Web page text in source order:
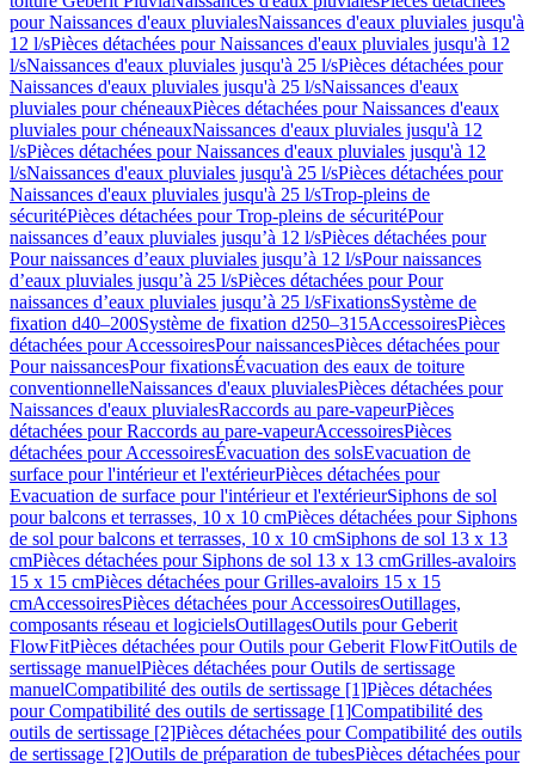
pour Naissances d'eaux pluvialesNaissances d'eaux pluviales jusqu'à
12 l/sPièces détachées pour Naissances d'eaux pluviales jusqu'à 12
l/sNaissances d'eaux pluviales jusqu'à 25 l/sPièces détachées pour
Naissances d'eaux pluviales jusqu'à 25 l/sNaissances d'eaux
pluviales pour chéneauxPièces détachées pour Naissances d'eaux
pluviales pour chéneauxNaissances d'eaux pluviales jusqu'à 12
l/sPièces détachées pour Naissances d'eaux pluviales jusqu'à 12
l/sNaissances d'eaux pluviales jusqu'à 25 l/sPièces détachées pour
Naissances d'eaux pluviales jusqu'à 25 l/sTrop-pleins de
sécuritéPièces détachées pour Trop-pleins de sécuritéPour
naissances d’eaux pluviales jusqu’à 12 l/sPièces détachées pour
Pour naissances d’eaux pluviales jusqu’à 12 l/sPour naissances
d’eaux pluviales jusqu’à 25 l/sPièces détachées pour Pour
naissances d’eaux pluviales jusqu’à 25 l/sFixationsSystème de
fixation d40–200Système de fixation d250–315AccessoiresPièces
détachées pour AccessoiresPour naissancesPièces détachées pour
Pour naissancesPour fixationsÉvacuation des eaux de toiture
conventionnelleNaissances d'eaux pluvialesPièces détachées pour
Naissances d'eaux pluvialesRaccords au pare-vapeurPièces
détachées pour Raccords au pare-vapeurAccessoiresPièces
détachées pour AccessoiresÉvacuation des solsEvacuation de
surface pour l'intérieur et l'extérieurPièces détachées pour
Evacuation de surface pour l'intérieur et l'extérieurSiphons de sol
pour balcons et terrasses, 10 x 10 cmPièces détachées pour Siphons
de sol pour balcons et terrasses, 10 x 10 cmSiphons de sol 13 x 13
cmPièces détachées pour Siphons de sol 13 x 13 cmGrilles-avaloirs
15 x 15 cmPièces détachées pour Grilles-avaloirs 15 x 15
cmAccessoiresPièces détachées pour AccessoiresOutillages,
composants réseau et logicielsOutillagesOutils pour Geberit
FlowFitPièces détachées pour Outils pour Geberit FlowFitOutils de
sertissage manuelPièces détachées pour Outils de sertissage
manuelCompatibilité des outils de sertissage [1]Pièces détachées
pour Compatibilité des outils de sertissage [1]Compatibilité des
outils de sertissage [2]Pièces détachées pour Compatibilité des outils
de sertissage [2]Outils de préparation de tubesPièces détachées pour